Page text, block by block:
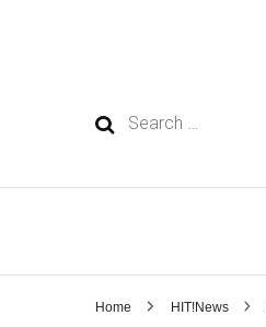
Search
Home HIT!News